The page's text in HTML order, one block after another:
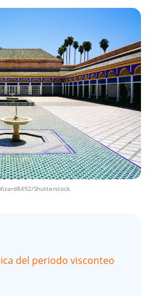
Shutterstock
del periodo visconteo